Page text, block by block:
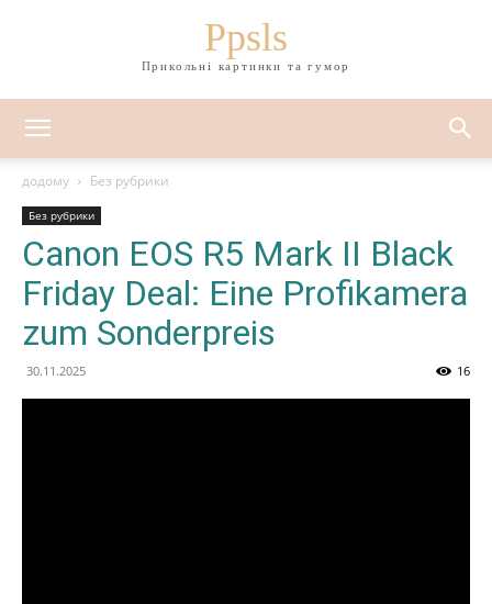
Ppsls
Прикольні картинки та гумор
додому Без рубрики
Без рубрики
Canon EOS R5 Mark II Black
Friday Deal: Eine Profikamera
zum Sonderpreis
30.11.2025 16